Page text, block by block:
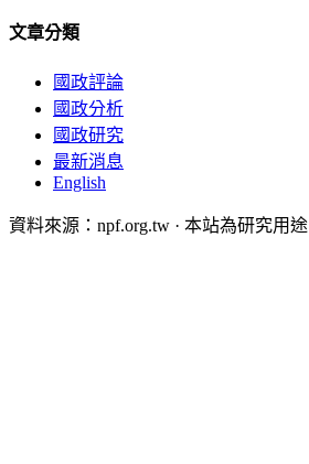
文章分類
國政評論
國政分析
國政研究
最新消息
English
資料來源：npf.org.tw · 本站為研究用途